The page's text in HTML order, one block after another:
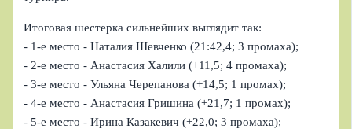
Итоговая шестерка сильнейших выглядит так:
- 1-е место - Наталия Шевченко (21:42,4; 3 промаха);
- 2-е место - Анастасия Халили (+11,5; 4 промаха);
- 3-е место - Ульяна Черепанова (+14,5; 1 промах);
- 4-е место - Анастасия Гришина (+21,7; 1 промах);
- 5-е место - Ирина Казакевич (+22,0; 3 промаха);